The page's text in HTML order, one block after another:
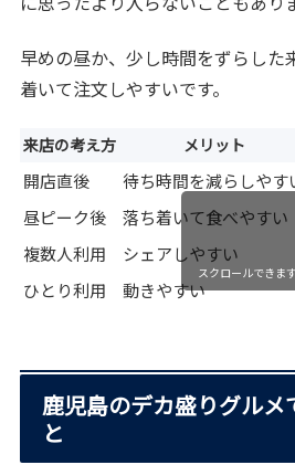
早めの昼か、少し時間をずらした
着いて注文しやすいです。
来店の考え方 メリット
開店直後 待ち時間を減らしやす
昼ピーク後
落ち着いて食べやすい
複数人利用
シェアしやすい
ひとり利用
動きやすい
スクロールできます
鹿児島のデカ盛りグルメ
と